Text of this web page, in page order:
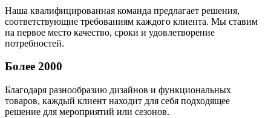
Наша квалифицированная команда предлагает решения,
соответствующие требованиям каждого клиента. Мы ставим
на первое место качество, сроки и удовлетворение
потребностей.
Более 2000
Благодаря разнообразию дизайнов и функциональных
товаров, каждый клиент находит для себя подходящее
решение для мероприятий или сезонов.